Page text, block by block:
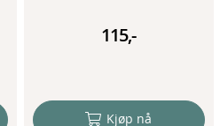
115,-
Kjøp nå